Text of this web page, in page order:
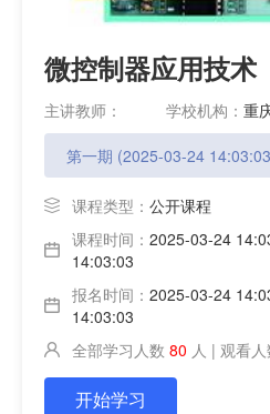
微控制器应用技术
主讲教师： 学校机构： 重
课程类型： 公开课程
课程时间： 2025-03-24
14:03:03
报名时间： 2025-03-24
14:03:03
全部学习人数 80 人 | 观看人
开始学习